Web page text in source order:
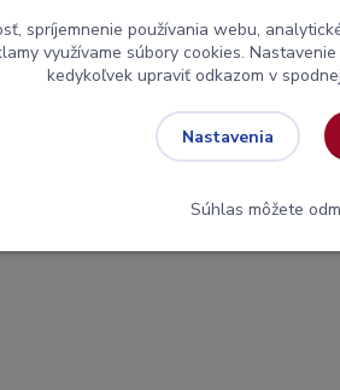
pochvala patrí Miroslav Šúry ktorý
Miro videl že je tu potenciál si krásne
k úrazu, len tak tak na tabletkách
spríjemnenie používania webu,
využívame súbory cookies.
kedykoľvek upraviť odkazom v
Nastavenia
Súhlas môžete